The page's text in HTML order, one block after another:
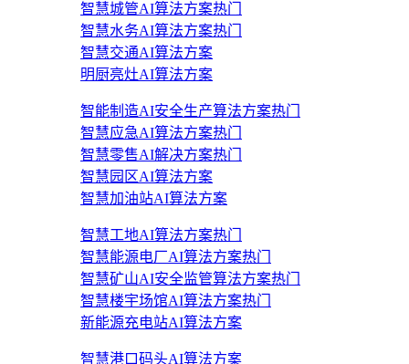
智慧城管AI算法方案热门
智慧水务AI算法方案热门
智慧交通AI算法方案
明厨亮灶AI算法方案
智能制造AI安全生产算法方案热门
智慧应急AI算法方案热门
智慧零售AI解决方案热门
智慧园区AI算法方案
智慧加油站AI算法方案
智慧工地AI算法方案热门
智慧能源电厂AI算法方案热门
智慧矿山AI安全监管算法方案热门
智慧楼宇场馆AI算法方案热门
新能源充电站AI算法方案
智慧港口码头AI算法方案